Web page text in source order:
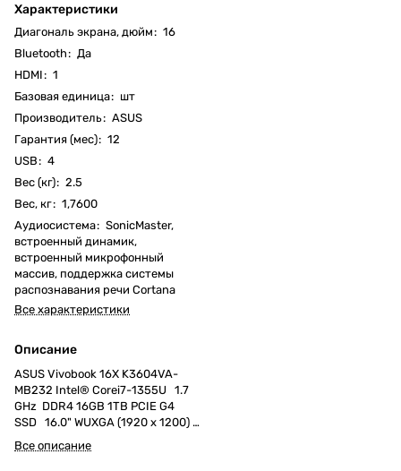
Характеристики
Диагональ экрана, дюйм: 16
Bluetooth: Да
HDMI: 1
Базовая единица: шт
Производитель: ASUS
Гарантия (мес): 12
USB: 4
Вес (кг): 2.5
Вес, кг: 1,7600
Аудиосистема: SonicMaster,
встроенный динамик,
встроенный микрофонный
массив, поддержка системы
распознавания речи Cortana
Все характеристики
Описание
ASUS Vivobook 16X K3604VA-
MB232 Intel® Corei7-1355U 1.7
GHz DDR4 16GB 1TB PCIE G4
SSD 16.0" WUXGA (1920 x 1200)
IPS-level 60Hz Without OS Cool
Silver
Все описание